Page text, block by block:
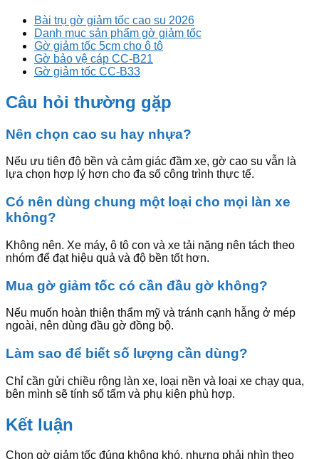
Bài trụ gờ giảm tốc cao su 2026
Danh mục sản phẩm gờ giảm tốc
Gờ giảm tốc 5cm cho ô tô
Gờ bảo vệ cáp CC-B21
Gờ giảm tốc CC-B33
Câu hỏi thường gặp
Nên chọn cao su hay nhựa?
Nếu ưu tiên độ bền và cảm giác đầm xe, gờ cao su vẫn là
lựa chọn hợp lý hơn cho đa số công trình thực tế.
Có nên dùng chung một loại cho mọi làn xe
không?
Không nên. Xe máy, ô tô con và xe tải nặng nên tách theo
nhóm để đạt hiệu quả và độ bền tốt hơn.
Mua gờ giảm tốc có cần đầu gờ không?
Nếu muốn hoàn thiện thẩm mỹ và tránh cạnh hẫng ở mép
ngoài, nên dùng đầu gờ đồng bộ.
Làm sao để biết số lượng cần dùng?
Chỉ cần gửi chiều rộng làn xe, loại nền và loại xe chạy qua,
bên mình sẽ tính số tấm và phụ kiện phù hợp.
Kết luận
Chọn gờ giảm tốc đúng không khó, nhưng phải nhìn theo